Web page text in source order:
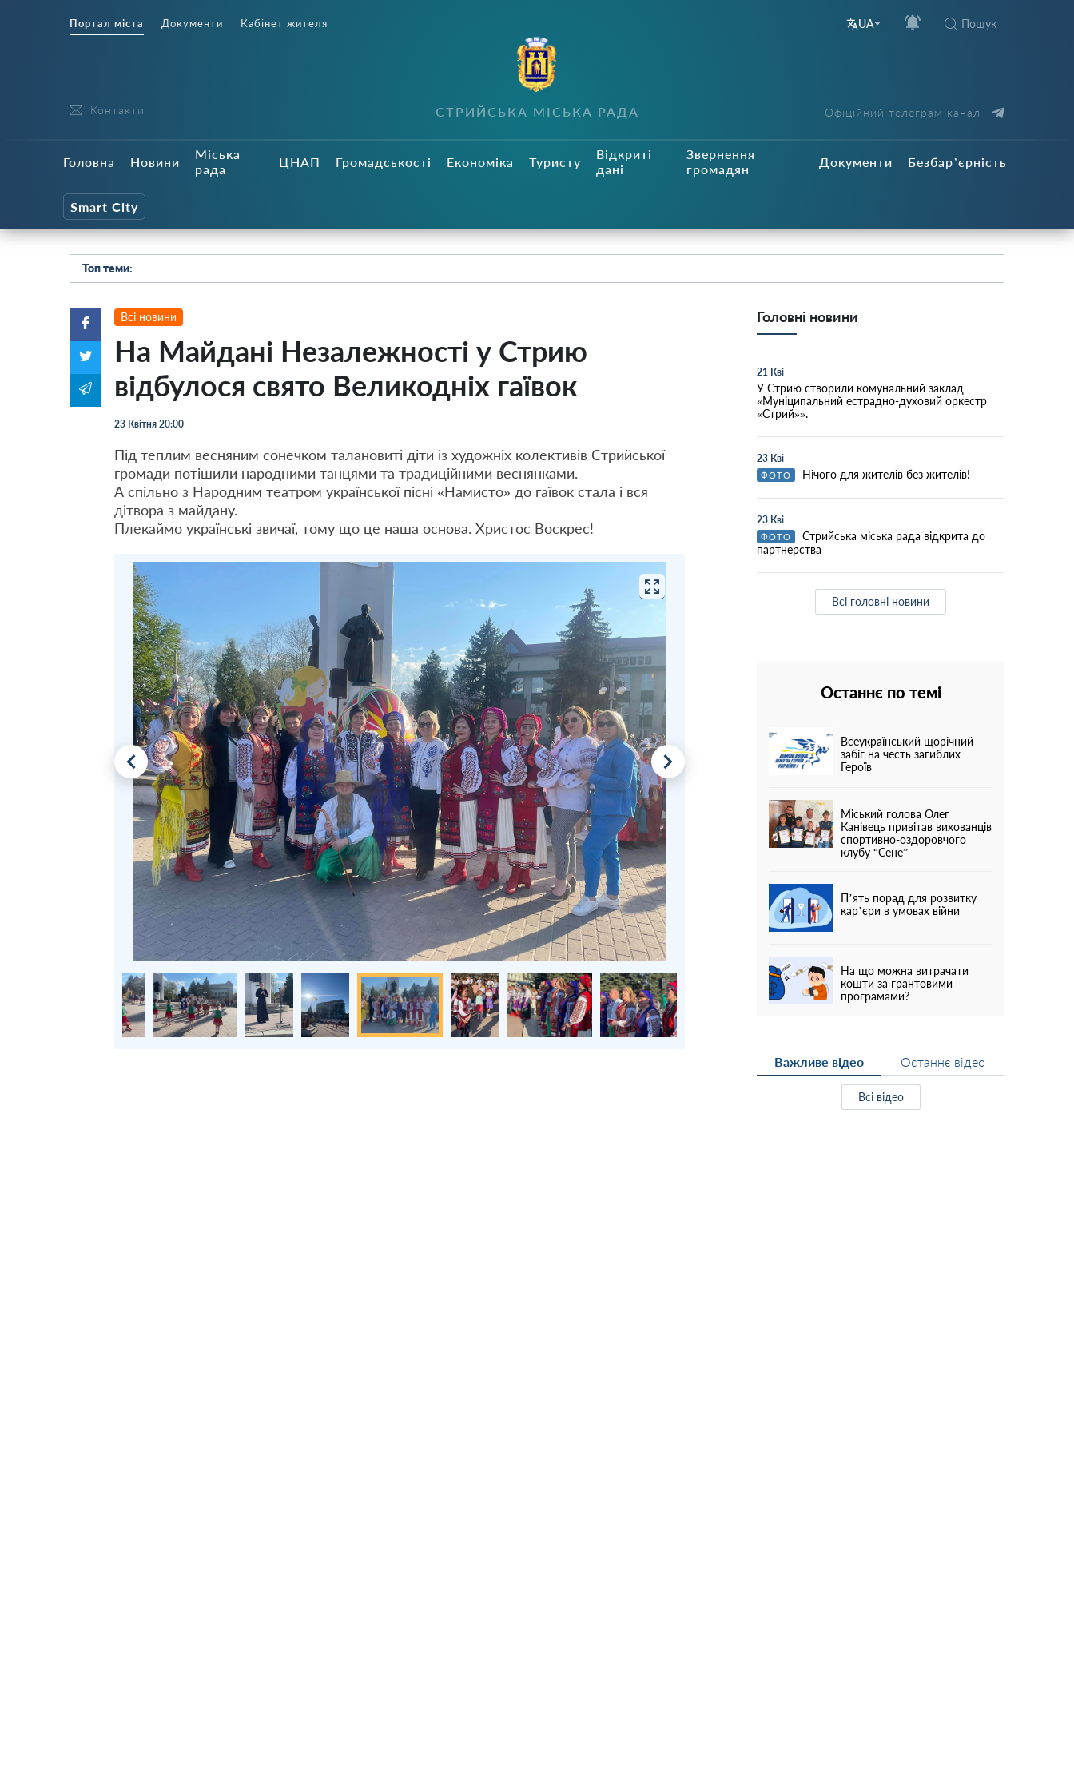
Портал міста Документи Кабінет жителя UA Пошук
Контакти СТРИЙСЬКА МІСЬКА РАДА Офіційний телеграм канал
Головна Новини
Міська
рада
ЦНАП Громадськості Економіка Туристу
Відкриті
дані
Звернення
громадян
Документи Безбар’єрність
Smart City
Топ теми:
Всі новини
На Майдані Незалежності у Стрию
відбулося свято Великодніх гаївок
23 Квітня 20:00
Під теплим весняним сонечком талановиті діти із художніх колективів Стрийської
громади потішили народними танцями та традиційними веснянками.
А спільно з Народним театром української пісні «Намисто» до гаївок стала і вся
дітвора з майдану.
Плекаймо українські звичаї, тому що це наша основа. Христос Воскрес!
Головні новини
21 Кві
У Стрию створили комунальний заклад
«Муніципальний естрадно-духовий оркестр
«Стрий»».
23 Кві
ФОТО Нічого для жителів без жителів!
23 Кві
ФОТО
Стрийська міська рада відкрита до
партнерства
Всі головні новини
Останнє по темі
Всеукраїнський щорічний
забіг на честь загиблих
Героїв
Міський голова Олег
Канівець привітав вихованців
спортивно-оздоровчого
клубу “Сене”
П’ять порад для розвитку
кар’єри в умовах війни
На що можна витрачати
кошти за грантовими
програмами?
Важливе відео Останнє відео
Всі відео